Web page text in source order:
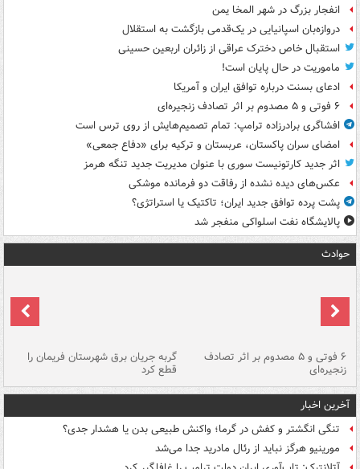
انفجار بزرگ در شهر المخا یمن
دروازه‌بان اسپانیایی در یک‌قدمی بازگشت به استقلال
استقبال خاص دخترک عراقی از زائران اربعین حسینی
ماموریت در حال پایان است!
ادعای بسنت درباره توافق ایران و آمریکا
۶ فوتی و ۵ مصدوم بر اثر تصادف زنجیره‌ای
افشاگری برادرزاده ترامپ: تمام تصمیم‌هایش از روی ترس است
امضای سران پاکستان، عربستان و ترکیه برای «دفاع جمعی»
اثر جدید کارتونیست سوری با عنوان مدیریت جدید تنگه هرمز
عکس‌های دیده نشده از رفاقت دو فرمانده‌ موشکی
پشت پرده توافق جدید ایران؛ تاکتیک یا استراتژی؟
پالایشگاه نفت اسلواکی منفجر شد
حوادث
۶ فوتی و ۵ مصدوم بر اثر تصادف
زنجیره‌ای
گربه جریان برق شهرستان فریمان را
قطع کرد
آخرین اخبار
تنگی انگشتر و کفش در گرما؛ واکنش طبیعی بدن یا هشدار جدی؟
مورینیو هرگز نباید از رئال مادرید جدا می‌شد